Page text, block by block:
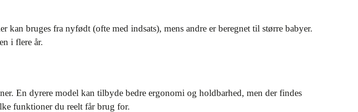
bruges fra nyfødt (ofte med indsats), mens andre er beregnet til større babyer.
i flere år.
En dyrere model kan tilbyde bedre ergonomi og holdbarhed, men der findes
funktioner du reelt får brug for.